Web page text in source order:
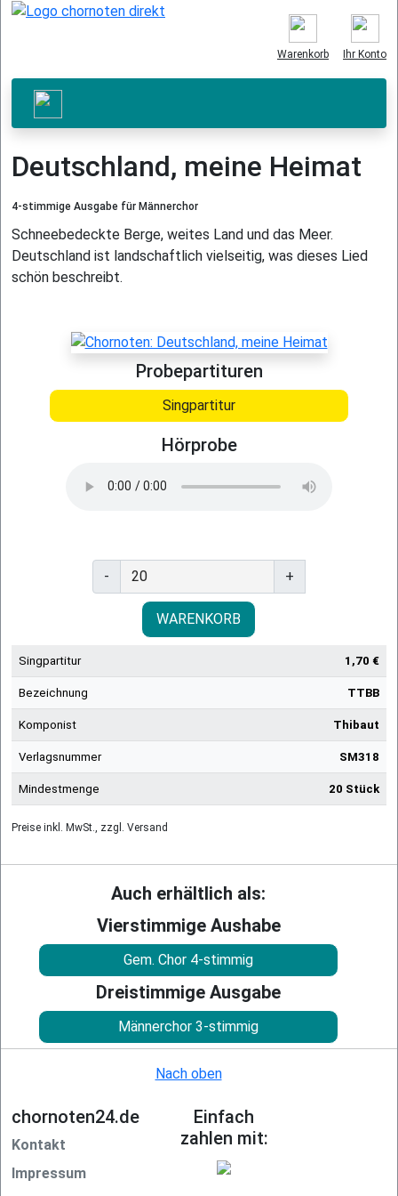
Ihr Konto
Warenkorb
Deutschland, meine Heimat
4-stimmige Ausgabe für Männerchor
Schneebedeckte Berge, weites Land und das Meer.
Deutschland ist landschaftlich vielseitig, was dieses Lied
schön beschreibt.
Probepartituren
Singpartitur
Hörprobe
- +
WARENKORB
Singpartitur 1,70 €
Bezeichnung TTBB
Komponist Thibaut
Verlagsnummer SM318
Mindestmenge 20 Stück
Preise inkl. MwSt., zzgl. Versand
Auch erhältlich als:
Vierstimmige Aushabe
Gem. Chor 4-stimmig
Dreistimmige Ausgabe
Männerchor 3-stimmig
Nach oben
chornoten24.de
Kontakt
Impressum
Einfach
zahlen mit: